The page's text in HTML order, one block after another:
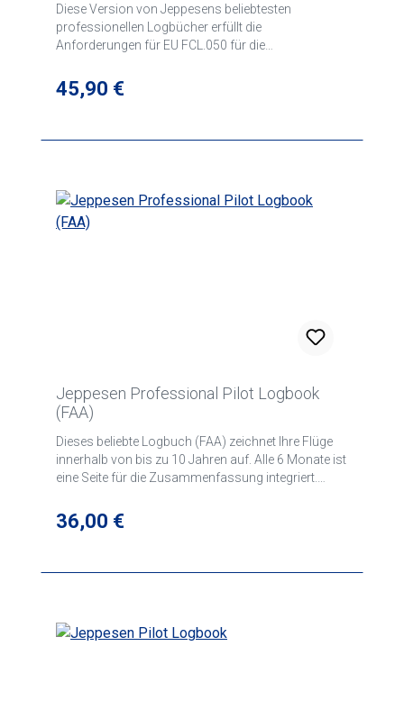
Diese Version von Jeppesens beliebtesten
professionellen Logbücher erfüllt die
Anforderungen für EU FCL.050 für die
hinaus umfasst es vereinfachte Pilot- und Flugzeug-
Jahreszusammenfassungen, mit der Daten v
Regulärer Preis:
45,90 €
Jeppesen Professional Pilot Logbook
(FAA)
Dieses beliebte Logbuch (FAA) zeichnet Ihre Flüge
innerhalb von bis zu 10 Jahren auf. Alle 6 Monate ist
eine Seite für die Zusammenfassung integriert.
Buchhaltungspapier. Die einzelnen Kolumnen bieten
ausreichend Platz für Ihre Einträge. Jährliche
Regulärer Preis:
36,00 €